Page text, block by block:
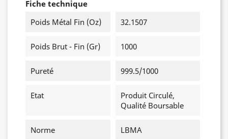
Fiche technique
Poids Métal Fin (oz)
32.1507
Poids Brut - Fin (gr) 1000
Pureté 999.5/1000
Etat
Produit Circulé,
Qualité Boursable
Norme LBMA